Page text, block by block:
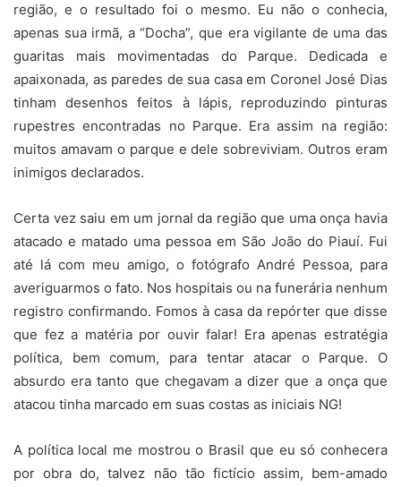
região, e o resultado foi o mesmo. Eu não o conhecia,
apenas sua irmã, a “Docha”, que era vigilante de uma das
guaritas mais movimentadas do Parque. Dedicada e
apaixonada, as paredes de sua casa em Coronel José Dias
tinham desenhos feitos à lápis, reproduzindo pinturas
rupestres encontradas no Parque. Era assim na região:
muitos amavam o parque e dele sobreviviam. Outros eram
inimigos declarados.
Certa vez saiu em um jornal da região que uma onça havia
atacado e matado uma pessoa em São João do Piauí. Fui
até lá com meu amigo, o fotógrafo André Pessoa, para
averiguarmos o fato. Nos hospitais ou na funerária nenhum
registro confirmando. Fomos à casa da repórter que disse
que fez a matéria por ouvir falar! Era apenas estratégia
política, bem comum, para tentar atacar o Parque. O
absurdo era tanto que chegavam a dizer que a onça que
atacou tinha marcado em suas costas as iniciais NG!
A política local me mostrou o Brasil que eu só conhecera
por obra do, talvez não tão fictício assim, bem-amado